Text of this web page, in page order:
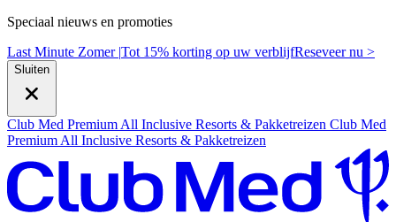
Speciaal nieuws en promoties
Last Minute Zomer |Tot 15% korting op uw verblijfReseveer nu >
Sluiten
Club Med Premium All Inclusive Resorts & Pakketreizen Club Med
Premium All Inclusive Resorts & Pakketreizen